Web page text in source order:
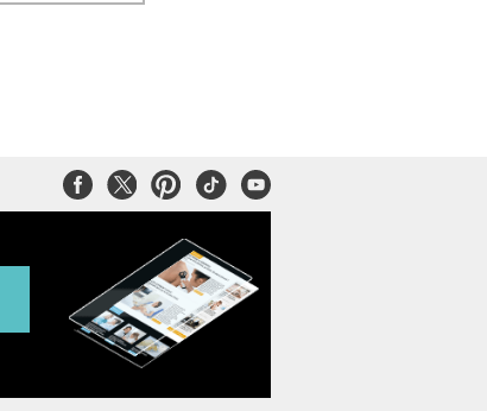
FacebookTwitterPinterest
TiktokYoutube